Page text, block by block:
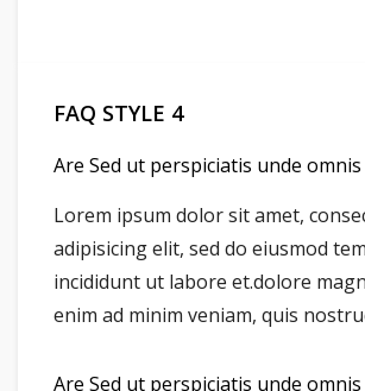
FAQ STYLE 4
Are Sed ut perspiciatis unde
Lorem ipsum dolor sit amet,
adipisicing elit, sed do eiusmod
incididunt ut labore et.dolore
enim ad minim veniam, quis
Are Sed ut perspiciatis unde